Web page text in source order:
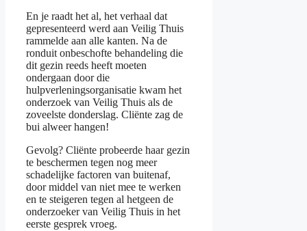
En je raadt het al, het verhaal dat
gepresenteerd werd aan Veilig Thuis
rammelde aan alle kanten. Na de
ronduit onbeschofte behandeling die
dit gezin reeds heeft moeten
ondergaan door die
hulpverleningsorganisatie kwam het
onderzoek van Veilig Thuis als de
zoveelste donderslag. Cliënte zag de
bui alweer hangen!
Gevolg? Cliënte probeerde haar gezin
te beschermen tegen nog meer
schadelijke factoren van buitenaf,
door middel van niet mee te werken
en te steigeren tegen al hetgeen de
onderzoeker van Veilig Thuis in het
eerste gesprek vroeg.